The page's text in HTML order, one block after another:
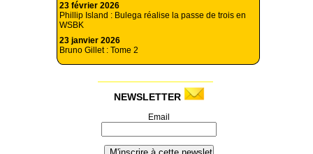
23 février 2026
Phillip Island : Bulega réalise la passe de trois en
WSBK
23 janvier 2026
Bruno Gillet : Tome 2
NEWSLETTER
Email